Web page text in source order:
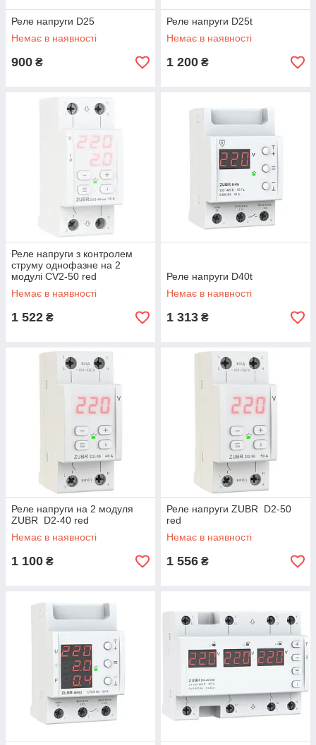
Реле напруги D25
Немає в наявності
900 ₴
Реле напруги D25t
Немає в наявності
1 200 ₴
Реле напруги з контролем
струму однофазне на 2
модулі CV2-50 red
Немає в наявності
1 522 ₴
Реле напруги D40t
Немає в наявності
1 313 ₴
Реле напруги на 2 модуля
ZUBR D2-40 red
Немає в наявності
1 100 ₴
Реле напруги ZUBR D2-50
red
Немає в наявності
1 556 ₴